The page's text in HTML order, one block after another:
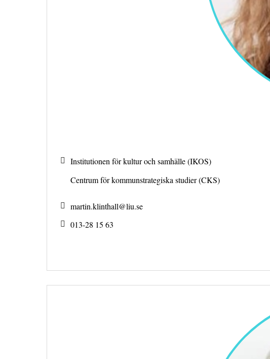
Institutionen för kultur och samhälle (IKOS)
Centrum för kommunstrategiska studier (CKS)
martin.klinthall@liu.se
013-28 15 63